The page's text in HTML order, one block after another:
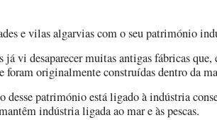
e vilas algarvias com o seu património
já vi desaparecer muitas antigas fábricas
foram originalmente construídas dentro da
património está ligado à indústria
indústria ligada ao mar e às pescas.